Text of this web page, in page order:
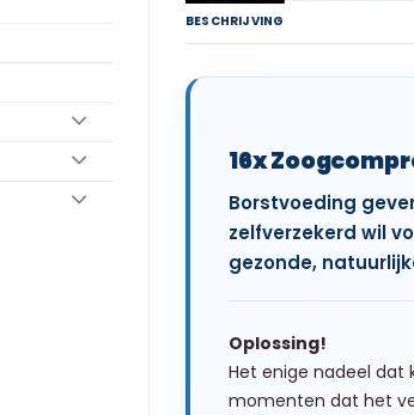
BESCHRIJVING
16x
Borstvoeding
zelfverzekerd wil
gezonde,
Oplossing!
Het enige nadeel dat
momenten dat het